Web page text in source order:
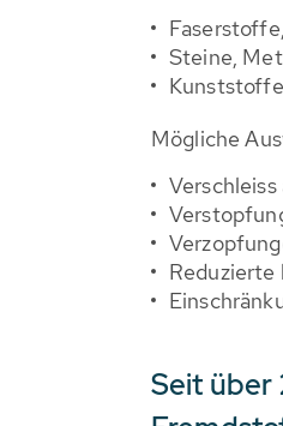
Steine,
Kunststoffe
Mögliche
Reduzierte
Seit über